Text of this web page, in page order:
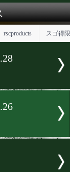
ランキング
ース